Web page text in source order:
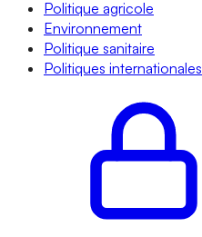
Politique agricole
Environnement
Politique sanitaire
Politiques internationales